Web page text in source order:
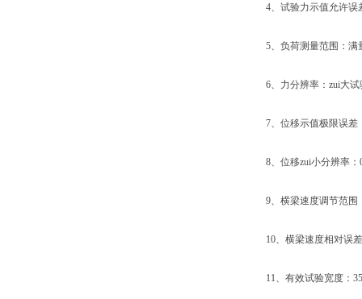
4、试验力示值允许误
5、负荷测量范围：满
6、力分辨率：zui大试
7、位移示值极限误差
8、位移zui小分辨率：
9、横梁速度调节范围：
10、横梁速度相对误差
11、有效试验宽度：